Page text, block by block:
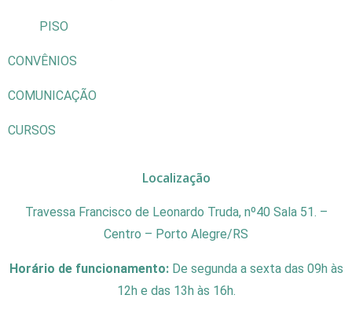
PISO
CONVÊNIOS
COMUNICAÇÃO
CURSOS
Localização
Travessa Francisco de Leonardo Truda, nº40 Sala 51. –
Centro – Porto Alegre/RS
Horário de funcionamento: De segunda a sexta das 09h às
12h e das 13h às 16h.